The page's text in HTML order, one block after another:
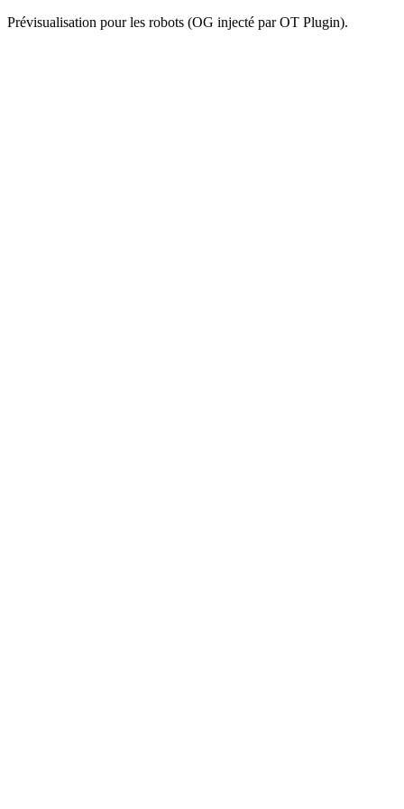
Prévisualisation pour les robots (OG injecté par OT Plugin).